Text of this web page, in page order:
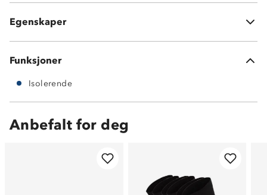
Egenskaper
60% ull 38% nylon 2% spandex
Funksjoner
Isolerende
Anbefalt for deg